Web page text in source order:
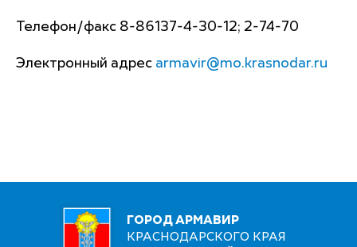
Телефон/факс 8-86137-4-30-12; 2-74-70
Электронный адрес armavir@mo.krasnodar.ru
ГОРОД АРМАВИР
КРАСНОДАРСКОГО КРАЯ